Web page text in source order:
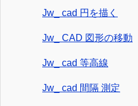
Jw_ cad 円を描く
Jw_ CAD 図形の移動
Jw_ cad 等高線
Jw_ cad 間隔 測定